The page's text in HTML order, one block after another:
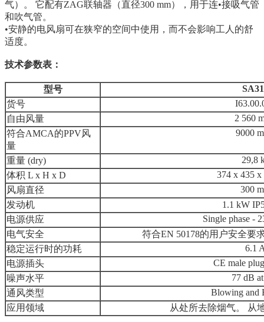
气）。 它配有ZAG联轴器（直径300 mm），用于连•接吸气管
和吹气管。
•安静的电风扇可在狭窄的空间中使用，而不会影响工人的舒
适度。
技术参数表：
型号
货号
自由风量
2 560
符合AMCA的PPV风
量
9000
重量 (dry)
29,8
体积 L x H x D
374 x 435 x
风扇直径
300
发动机
1.1 kW
电源供应
Single phase -
电气安全
符合EN 50178的用户安全要
稳定运行时的功耗
6.1
电源插头
CE male
噪声水平
77 dB
通风类型
Blowing and
应用领域
从处所去除烟气。 从